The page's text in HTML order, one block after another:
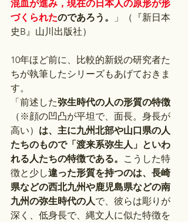
混血が進み，現在の日本人の原形が形
づくられたのであろう。
」（『新日本
史B』山川出版社）
10年ほど前に、比較的新鋭の研究者た
ちが執筆したシリーズもあげておきま
す。
「前述した弥生時代の人の形質の特徴
（※顔の凹凸が平坦で、面長。身長が
高い） は、主に九州北部や山口県の人
たちのもので「渡来系弥生人」といわ
れる人たちの特徴である。
こうした特
徴と少し違った形質を持つのは、長崎
県などの西北九州や鹿児島県などの南
九州の弥生時代の人で、彼らは彫りが
深く、低身長で、縄文人に似た特徴を